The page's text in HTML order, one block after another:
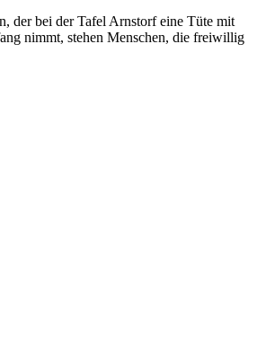
der bei der Tafel Arnstorf eine Tüte mit
nimmt, stehen Menschen, die freiwillig